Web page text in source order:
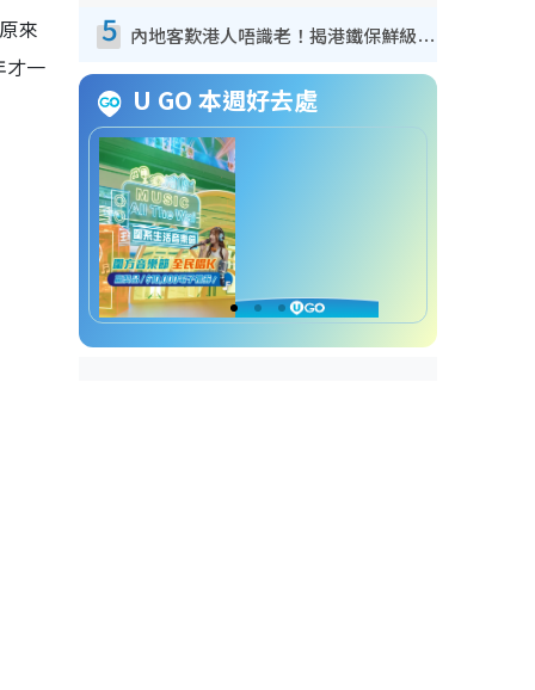
來
才一
5 內地客歎港人唔識老！揭港鐵保鮮級冷氣 港人求放過：咪投訴
U GO 本週好去處